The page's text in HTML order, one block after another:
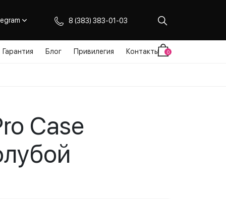
8 (383) 383-01-03
Гарантия Блог Привилегия Контакты 0
Case